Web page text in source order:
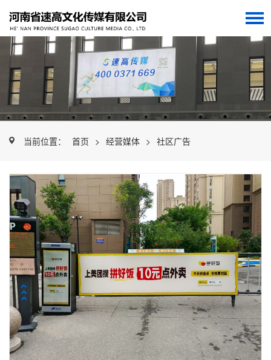
当前位置： 首页 > 经营媒体 > 社区广告